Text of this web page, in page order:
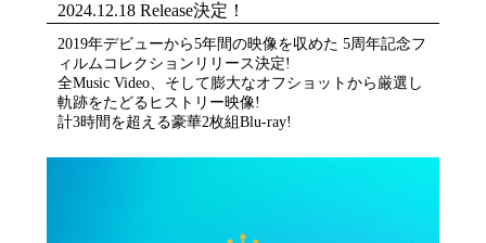
2024.12.18 Release決定！
2019年デビューから5年間の映像を収めた 5周年記念フ
ィルムコレクションリリース決定!
全Music Video、そして膨大なオフショットから厳選し
軌跡をたどるヒストリー映像!
計3時間を超える豪華2枚組Blu-ray!